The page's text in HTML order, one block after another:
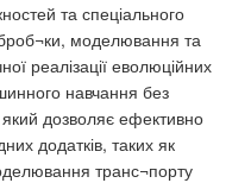
та спеціального
моделювання та
реалізації еволюційних
навчання без
дозволяє ефективно
додатків, таких як
транс¬порту